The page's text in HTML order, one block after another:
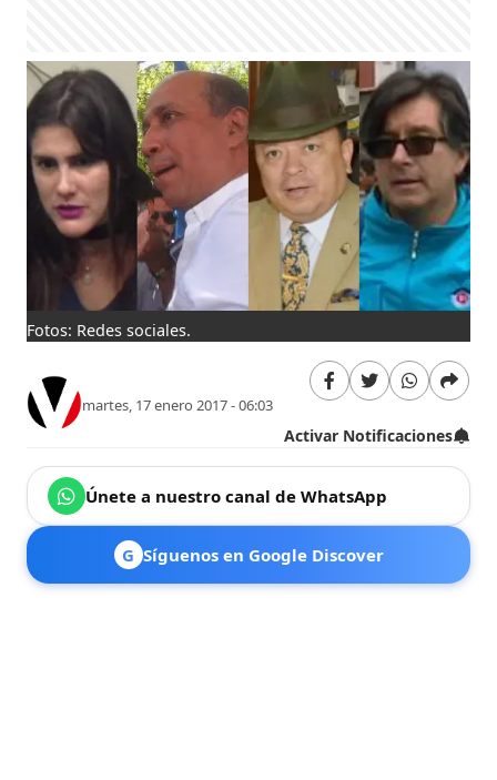
Fotos: Redes sociales.
martes, 17 enero 2017 - 06:03
Activar Notificaciones
Únete a nuestro canal de WhatsApp
G Síguenos en Google Discover